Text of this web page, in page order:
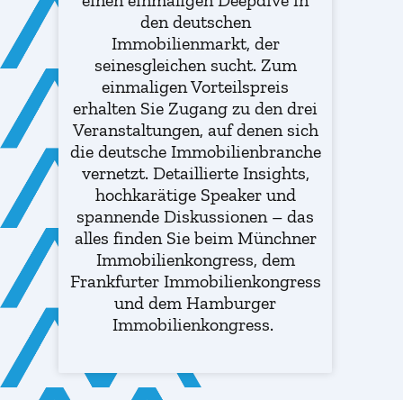
den deutschen
Immobilienmarkt, der
seinesgleichen sucht. Zum
einmaligen Vorteilspreis
erhalten Sie Zugang zu den drei
Veranstaltungen, auf denen sich
die deutsche Immobilienbranche
vernetzt. Detaillierte Insights,
hochkarätige Speaker und
spannende Diskussionen – das
alles finden Sie beim Münchner
Immobilienkongress, dem
Frankfurter Immobilienkongress
und dem Hamburger
Immobilienkongress.